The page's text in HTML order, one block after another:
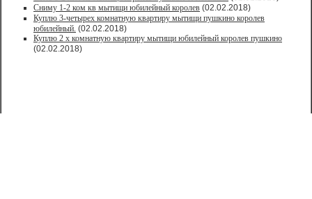
Сниму 1-2 ком кв мытищи юбилейный королев (02.02.2018)
Куплю 3-четырех комнатную квартиру мытищи пушкино королев
юбилейный. (02.02.2018)
Куплю 2 х комнатную квартиру мытищи юбилейный королев пушкино
(02.02.2018)